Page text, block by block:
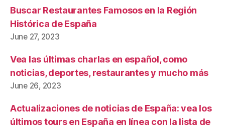
Buscar Restaurantes Famosos en la Región
Histórica de España
June 27, 2023
Vea las últimas charlas en español, como
noticias, deportes, restaurantes y mucho más
June 26, 2023
Actualizaciones de noticias de España: vea los
últimos tours en España en línea con la lista de